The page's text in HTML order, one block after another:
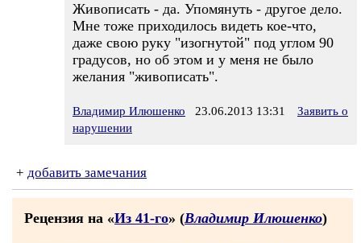
Живописать - да. Упомянуть - другое дело.
Мне тоже приходилось видеть кое-что,
даже свою руку "изогнутой" под углом 90
градусов, но об этом и у меня не было
желания "живописать".
Владимир Илюшенко 23.06.2013 13:31
Заявить о
нарушении
+ добавить замечания
Рецензия на «Из 41-го» (Владимир Илюшенко)